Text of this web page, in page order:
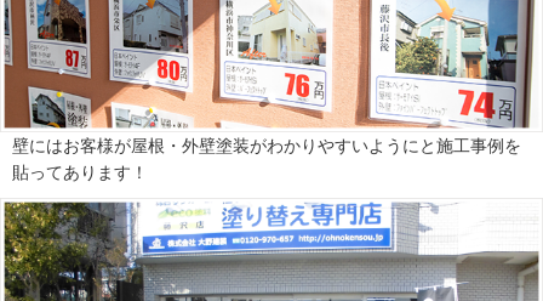
壁にはお客様が屋根・外壁塗装がわかりやすいようにと施工事例を
貼ってあります！